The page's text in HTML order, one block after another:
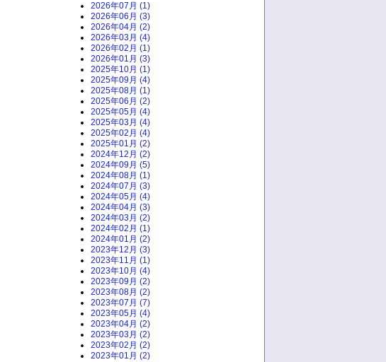
2026年07月 (1)
2026年06月 (3)
2026年04月 (2)
2026年03月 (4)
2026年02月 (1)
2026年01月 (3)
2025年10月 (1)
2025年09月 (4)
2025年08月 (1)
2025年06月 (2)
2025年05月 (4)
2025年03月 (4)
2025年02月 (4)
2025年01月 (2)
2024年12月 (2)
2024年09月 (5)
2024年08月 (1)
2024年07月 (3)
2024年05月 (4)
2024年04月 (3)
2024年03月 (2)
2024年02月 (1)
2024年01月 (2)
2023年12月 (3)
2023年11月 (1)
2023年10月 (4)
2023年09月 (2)
2023年08月 (2)
2023年07月 (7)
2023年05月 (4)
2023年04月 (2)
2023年03月 (2)
2023年02月 (2)
2023年01月 (2)